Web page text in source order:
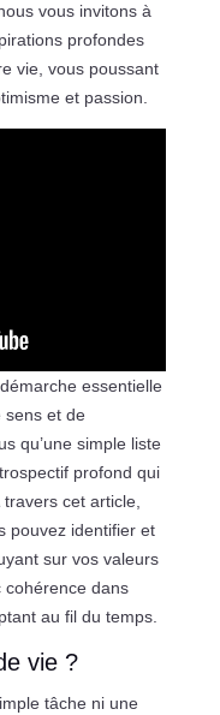
vous invitons à
profondes
vie, vous poussant
et passion.
essentielle
sens et de
qu’une simple liste
profond qui
cet article,
pouvez identifier et
sur vos valeurs
cohérence dans
au fil du temps.
vie ?
tâche ni une